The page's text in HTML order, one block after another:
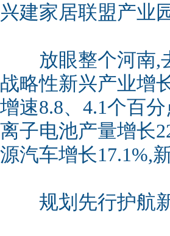
兴建家居联盟产业
放眼整个河南,去
战略性新兴产业增
增速8.8、4.1个百
离子电池产量增长
源汽车增长17.1%,
规划先行护航